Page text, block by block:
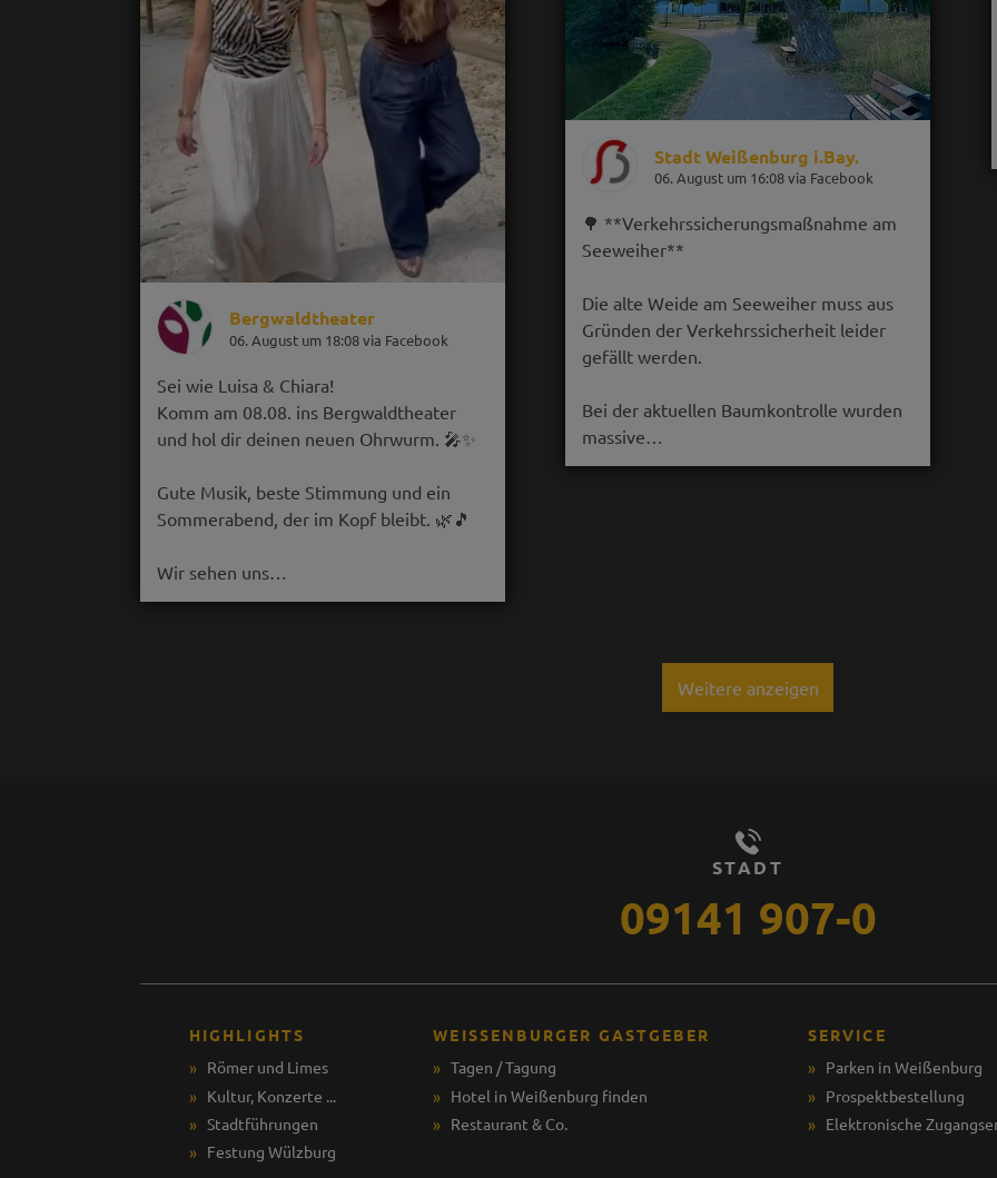
Bergwaldtheater
06. August um 18:08 via Facebook
Sei wie Luisa & Chiara!
Komm am 08.08. ins Bergwaldtheater
und hol dir deinen neuen Ohrwurm. 🎤✨
Gute Musik, beste Stimmung und ein
Sommerabend, der im Kopf bleibt. 🌿🎵
Wir sehen uns…
Stadt Weißenburg i.Bay.
06. August um 16:08 via Facebook
🌳 **Verkehrssicherungsmaßnahme am
Seeweiher**
Die alte Weide am Seeweiher muss aus
Gründen der Verkehrssicherheit leider
gefällt werden.
Bei der aktuellen Baumkontrolle wurden
massive…
Weitere anzeigen
STADT
09141 907-0
HIGHLIGHTS
Römer und Limes
Kultur, Konzerte ...
Stadtführungen
Festung Wülzburg
WEISSENBURGER GASTGEBER
Tagen / Tagung
Hotel in Weißenburg finden
Restaurant & Co.
SERVICE
Parken in Weißenburg
Prospektbestellung
Elektronische